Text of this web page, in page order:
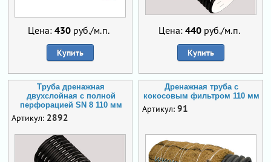
Цена: 430 руб./м.п.
Купить
Цена: 440 руб./м.п.
Купить
Труба дренажная
двухслойная с полной
перфорацией SN 8 110 мм
Артикул: 2892
Дренажная труба с
кокосовым фильтром 110 мм
Артикул: 91